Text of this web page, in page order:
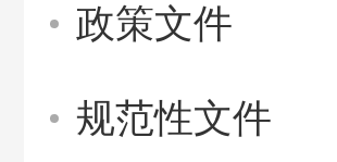
政策文件
规范性文件